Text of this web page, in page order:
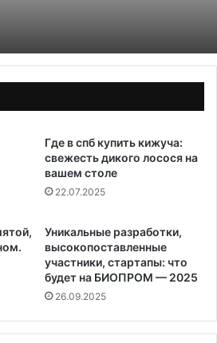
Где в спб купить кижуча:
свежесть дикого лосося на
вашем столе
22.07.2025
Уникальные разработки,
высокопоставленные
участники, стартапы: что
будет на БИОПРОМ — 2025
26.09.2025